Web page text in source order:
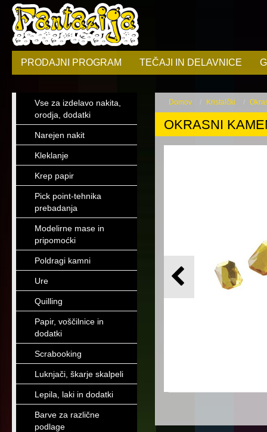
PRODAJNI PROGRAM TEČAJI IN DELAVNICE
Vse za izdelavo nakita,
orodja, dodatki
Narejen nakit
Kleklanje
Krep papir
Pick point-tehnika
prebadanja
Modelirne mase in
pripomoćki
Poldragi kamni
Ure
Quilling
Papir, voščilnice in
dodatki
Scrabooking
Luknjači, škarje skalpeli
Lepila, laki in dodatki
Barve za različne
podlage
Domov Kristalčki
OKRASNI